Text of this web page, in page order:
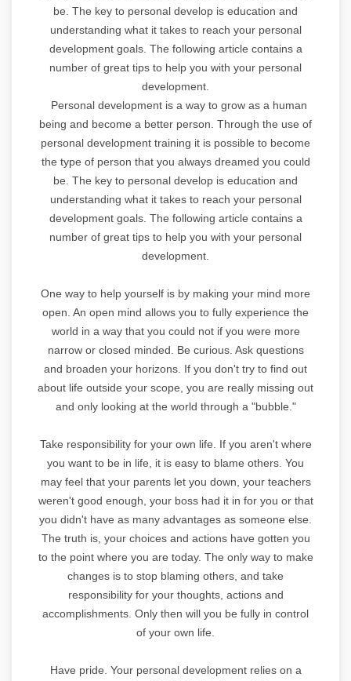
be. The key to personal develop is education and
understanding what it takes to reach your personal
development goals. The following article contains a
number of great tips to help you with your personal
development.
Personal development is a way to grow as a human
being and become a better person. Through the use of
personal development training it is possible to become
the type of person that you always dreamed you could
be. The key to personal develop is education and
understanding what it takes to reach your personal
development goals. The following article contains a
number of great tips to help you with your personal
development.
One way to help yourself is by making your mind more
open. An open mind allows you to fully experience the
world in a way that you could not if you were more
narrow or closed minded. Be curious. Ask questions
and broaden your horizons. If you don't try to find out
about life outside your scope, you are really missing out
and only looking at the world through a "bubble."
Take responsibility for your own life. If you aren't where
you want to be in life, it is easy to blame others. You
may feel that your parents let you down, your teachers
weren't good enough, your boss had it in for you or that
you didn't have as many advantages as someone else.
The truth is, your choices and actions have gotten you
to the point where you are today. The only way to make
changes is to stop blaming others, and take
responsibility for your thoughts, actions and
accomplishments. Only then will you be fully in control
of your own life.
Have pride. Your personal development relies on a